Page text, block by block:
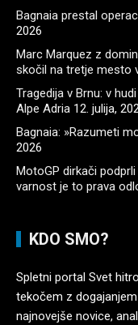
Bagnaia prestal
2026
Marc Marquez z
skočil na tretje mesto
Tragedija v Brnu: v
Alpe Adria 12. julija,
Bagnaia: »Razumeti
2026
MotoGP dirkači
varnost je to prava
KDO SMO?
Spletni portal Svet
tekočem z
najnovejše novice,